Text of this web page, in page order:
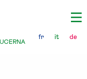
fr it de